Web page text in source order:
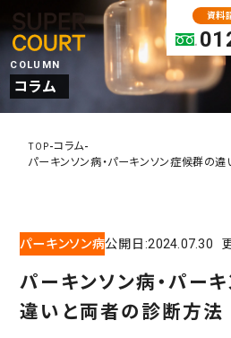
資料
兵庫の老
奈良の老
COLUMN
コラム
TOP-コラム-
パーキンソン病・パーキンソン症候群の
パーキンソン病公開日:2024.07.30
パーキンソン病・パー
違いと両者の診断方法